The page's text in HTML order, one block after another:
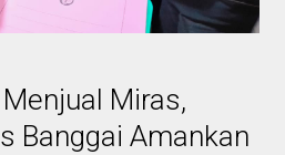
Miras,
Banggai Amankan